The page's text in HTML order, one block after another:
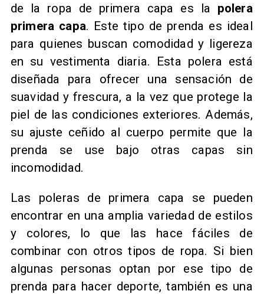
de la ropa de primera capa es la polera
primera capa. Este tipo de prenda es ideal
para quienes buscan comodidad y ligereza
en su vestimenta diaria. Esta polera está
diseñada para ofrecer una sensación de
suavidad y frescura, a la vez que protege la
piel de las condiciones exteriores. Además,
su ajuste ceñido al cuerpo permite que la
prenda se use bajo otras capas sin
incomodidad.
Las poleras de primera capa se pueden
encontrar en una amplia variedad de estilos
y colores, lo que las hace fáciles de
combinar con otros tipos de ropa. Si bien
algunas personas optan por ese tipo de
prenda para hacer deporte, también es una